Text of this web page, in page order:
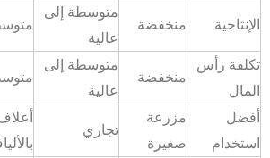
الإنتاجية منخفضة
متوسطة إلى
عالية
تكلفة رأس
المال
منخفضة
متوسطة إلى
عالية
أفضل
استخدام
مزرعة
صغيرة
تجاري